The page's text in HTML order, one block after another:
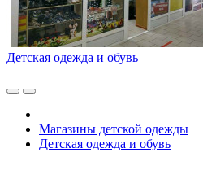
Детская одежда и обувь
Магазины детской одежды
Детская одежда и обувь